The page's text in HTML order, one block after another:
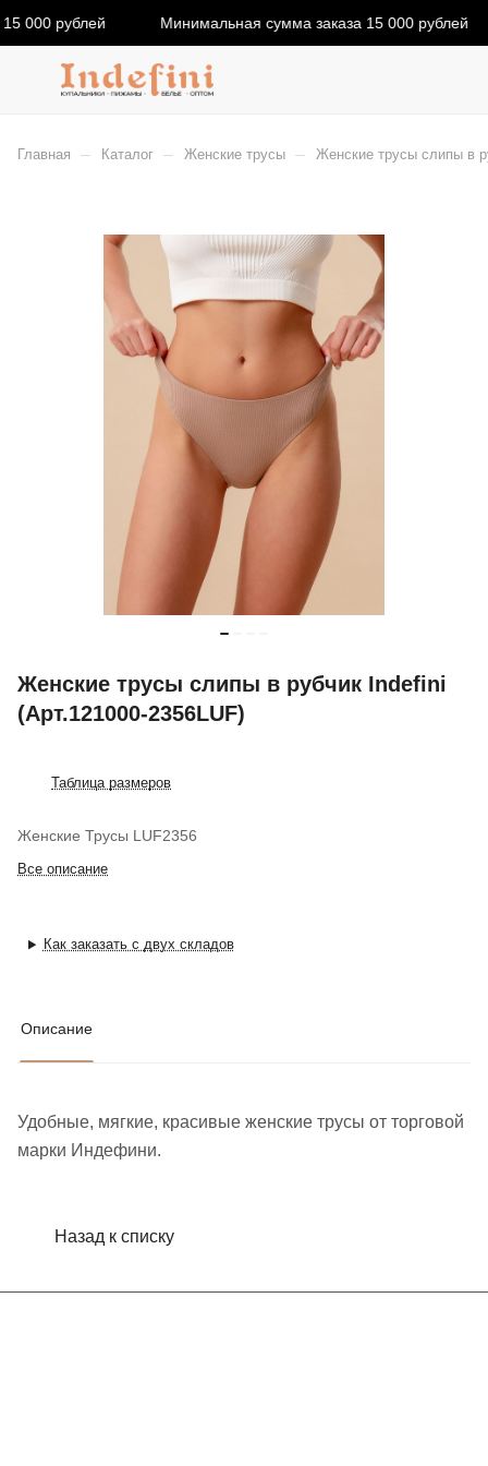
000 рублей Минимальная сумма заказа 15 000 рублей
Главная – Каталог – Женские трусы – Женские трусы слипы в
Женские трусы слипы в рубчик Indefini
(Арт.121000-2356LUF)
Таблица размеров
Женские Трусы LUF2356
Все описание
Как заказать с двух складов
Описание
Удобные, мягкие, красивые женские труcы от торговой
марки Индефини.
Назад к списку